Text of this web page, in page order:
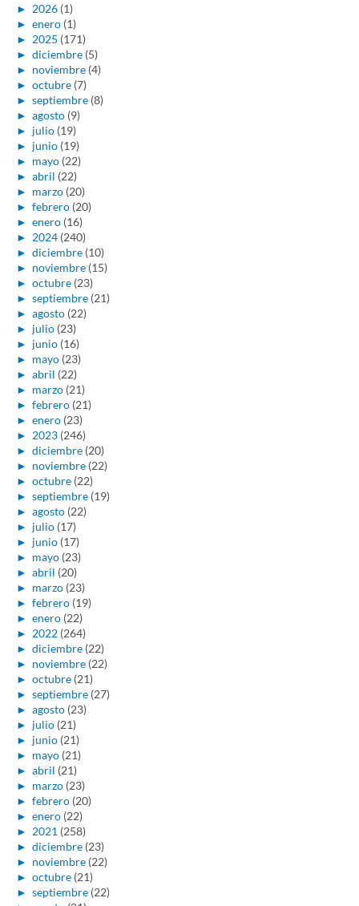
► 2026 (1)
► enero (1)
► 2025 (171)
► diciembre (5)
► noviembre (4)
► octubre (7)
► septiembre (8)
► agosto (9)
► julio (19)
► junio (19)
► mayo (22)
► abril (22)
► marzo (20)
► febrero (20)
► enero (16)
► 2024 (240)
► diciembre (10)
► noviembre (15)
► octubre (23)
► septiembre (21)
► agosto (22)
► julio (23)
► junio (16)
► mayo (23)
► abril (22)
► marzo (21)
► febrero (21)
► enero (23)
► 2023 (246)
► diciembre (20)
► noviembre (22)
► octubre (22)
► septiembre (19)
► agosto (22)
► julio (17)
► junio (17)
► mayo (23)
► abril (20)
► marzo (23)
► febrero (19)
► enero (22)
► 2022 (264)
► diciembre (22)
► noviembre (22)
► octubre (21)
► septiembre (27)
► agosto (23)
► julio (21)
► junio (21)
► mayo (21)
► abril (21)
► marzo (23)
► febrero (20)
► enero (22)
► 2021 (258)
► diciembre (23)
► noviembre (22)
► octubre (21)
► septiembre (22)